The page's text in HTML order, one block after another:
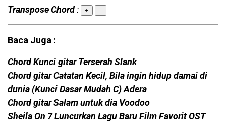
Transpose Chord: + –
Baca Juga :
Chord Kunci gitar Terserah Slank
Chord gitar Catatan Kecil, Bila ingin hidup damai di
dunia (Kunci Dasar Mudah C) Adera
Chord gitar Salam untuk dia Voodoo
Sheila On 7 Luncurkan Lagu Baru Film Favorit OST